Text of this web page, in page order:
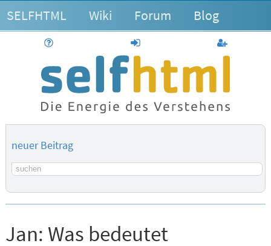
SELFHTML Wiki Forum Blog
anmelden
neuer Beitrag
Suchbegriff
Jan: Was bedeutet